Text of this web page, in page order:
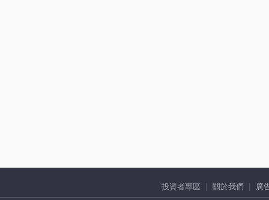
投資者專區 關於我們 廣